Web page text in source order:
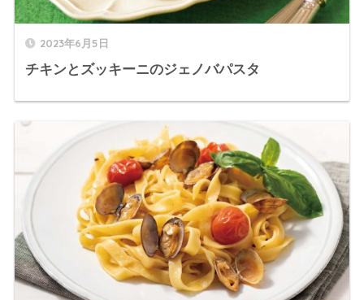
2023年6月5日
チキンとズッキーニのジェノバパスタ